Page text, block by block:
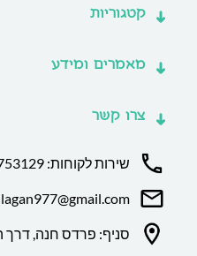
קטגוריות
מאמרים ומידע
צרו קשר
שירות לקוחות: 0733753129
lagan977@gmail.com
סניף: פרדס חנה, דרך